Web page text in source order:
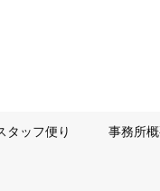
タッフ便り 事務所